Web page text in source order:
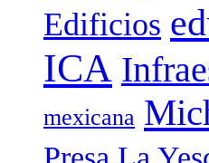
Edificios
ICA
mexicana